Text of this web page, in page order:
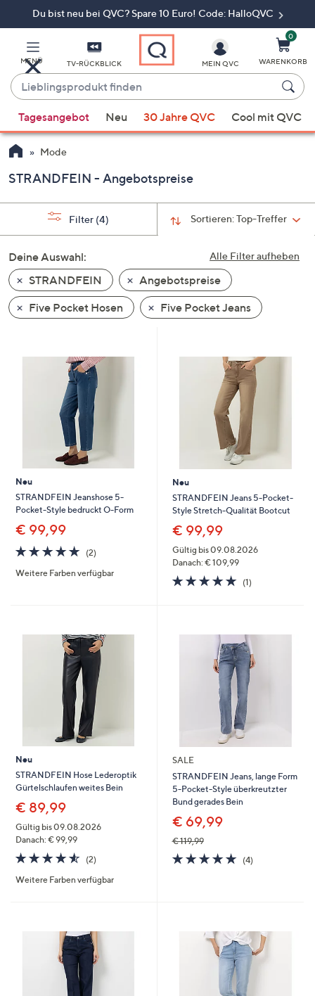
Du bist neu bei QVC? Spare 10 Euro! Code: HalloQVC
MENÜ TV-RÜCKBLICK
Lieblingsprodukt
finden
Vorschläge
verfügbar
sind,
verwenden
oben
und
nach
unten
rechts,
um
diese
anzuzeigen.
MEIN QVC
0
WARENKORB
Tagesangebot Neu 30 Jahre QVC Cool mit QVC
Mode
STRANDFEIN - Angebotspreise
Sortieren:Top-Treffer
Filter (4)
Alle Filter aufheben
Deine Auswahl:
STRANDFEIN
Angebotspreise
Five Pocket Hosen
Five Pocket Jeans
Neu
STRANDFEIN Jeanshose 5-
Pocket-Style bedruckt O-Form
€ 99,99
5.0
von
5
(2)2
Weitere Farben verfügbar
Neu
STRANDFEIN Jeans 5-Pocket-
Style Stretch-Qualität Bootcut
€ 99,99
Gültig bis 09.08.2026
Danach: € 109,99
5.0
von
(1)1
Neu
STRANDFEIN Hose Lederoptik
Gürtelschlaufen weites Bein
€ 89,99
Gültig bis 09.08.2026
Danach: € 99,99
4.5
von
5
(2)2
Weitere Farben verfügbar
SALE
STRANDFEIN Jeans, lange Form
5-Pocket-Style überkreutzter
Bund gerades Bein
€ 69,99
€ 119,99
5.0
von
(4)4